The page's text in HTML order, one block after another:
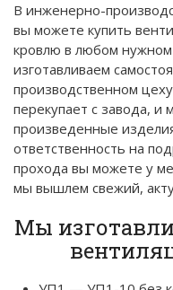
В инженерно-
вы можете купить
кровлю в любом нужном
изготавливаем
производственном
перекупает с завода, и
произведенные
ответственность на
прохода вы можете у
мы вышлем свежий,
Мы